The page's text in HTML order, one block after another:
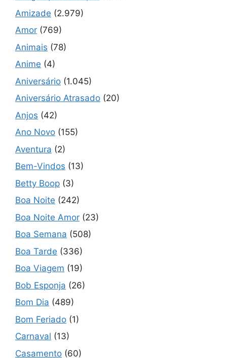
Amizade (2.979)
Amor (769)
Animais (78)
Anime (4)
Aniversário (1.045)
Aniversário Atrasado (20)
Anjos (42)
Ano Novo (155)
Aventura (2)
Bem-Vindos (13)
Betty Boop (3)
Boa Noite (242)
Boa Noite Amor (23)
Boa Semana (508)
Boa Tarde (336)
Boa Viagem (19)
Bob Esponja (26)
Bom Dia (489)
Bom Feriado (1)
Carnaval (13)
Casamento (60)